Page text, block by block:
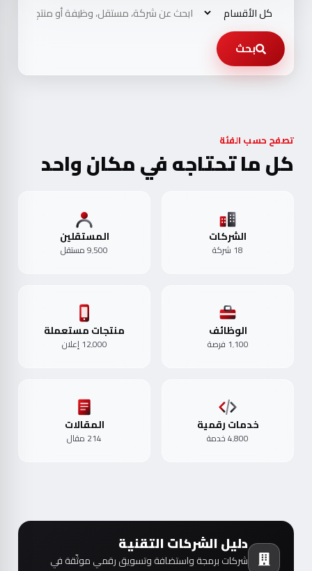
بحث
تصفح حسب الفئة
كل ما تحتاجه في مكان واحد
الشركات
18 شركة
المستقلين
9٬500 مستقل
الوظائف
1٬100 فرصة
منتجات مستعملة
12٬000 إعلان
خدمات رقمية
4٬800 خدمة
المقالات
214 مقال
دليل الشركات التقنية
شركات برمجة واستضافة وتسويق رقمي موثّقة في